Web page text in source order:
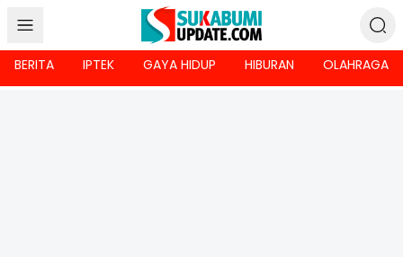
BERITA IPTEK GAYA HIDUP HIBURAN OLAHRAGA